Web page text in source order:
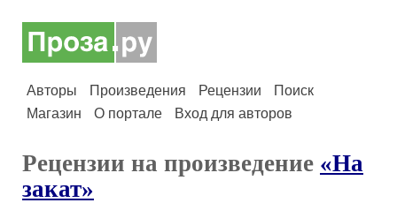
Авторы Произведения Рецензии
Поиск
Магазин
О портале Вход для авторов
Рецензии на произведение «На
закат»